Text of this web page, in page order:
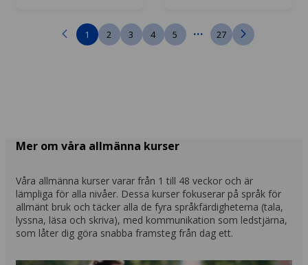
1 2 3 4 5 ... 27
Mer om våra allmänna kurser
Våra allmänna kurser varar från 1 till 48 veckor och är
lämpliga för alla nivåer. Dessa kurser fokuserar på språk för
allmänt bruk och täcker alla de fyra språkfärdigheterna (tala,
lyssna, läsa och skriva), med kommunikation som ledstjärna,
som låter dig göra snabba framsteg från dag ett.